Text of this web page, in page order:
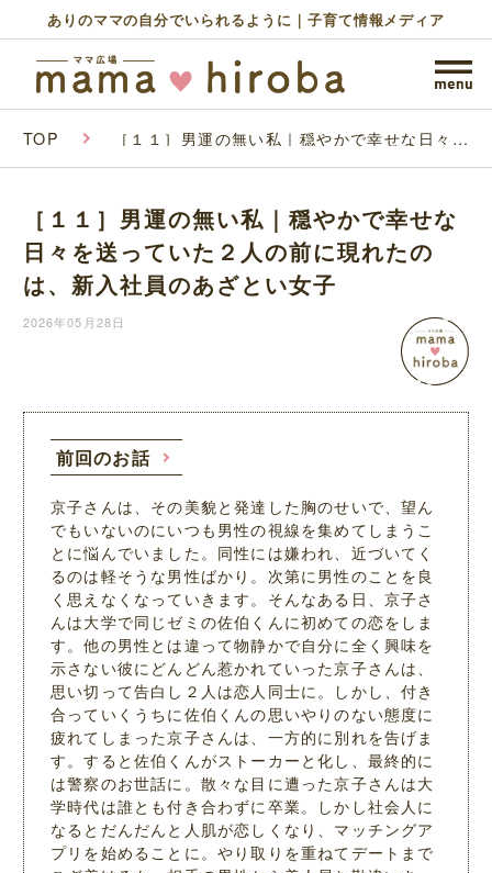
ありのママの自分でいられるように｜子育て情報メディア
TOP ［１１］男運の無い私｜穏やかで幸せな日々を
あざとい女子
［１１］男運の無い私｜穏やかで幸せな
日々を送っていた２人の前に現れたの
は、新入社員のあざとい女子
2026年05月28日
前回のお話
京子さんは、その美貌と発達した胸のせいで、望ん
でもいないのにいつも男性の視線を集めてしまうこ
とに悩んでいました。同性には嫌われ、近づいてく
るのは軽そうな男性ばかり。次第に男性のことを良
く思えなくなっていきます。そんなある日、京子さ
んは大学で同じゼミの佐伯くんに初めての恋をしま
す。他の男性とは違って物静かで自分に全く興味を
示さない彼にどんどん惹かれていった京子さんは、
思い切って告白し２人は恋人同士に。しかし、付き
合っていくうちに佐伯くんの思いやりのない態度に
疲れてしまった京子さんは、一方的に別れを告げま
す。すると佐伯くんがストーカーと化し、最終的に
は警察のお世話に。散々な目に遭った京子さんは大
学時代は誰とも付き合わずに卒業。しかし社会人に
なるとだんだんと人肌が恋しくなり、マッチングア
プリを始めることに。やり取りを重ねてデートまで